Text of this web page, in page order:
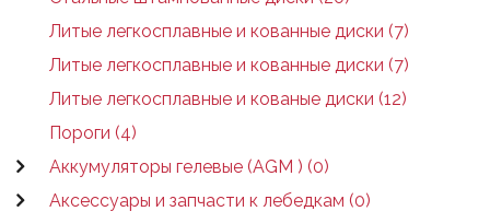
Литые легкосплавные и кованные диски (7)
Литые легкосплавные и кованные диски (7)
Литые легкосплавные и кованые диски (12)
Пороги (4)
Аккумуляторы гелевые (AGM ) (0)
Аксессуары и запчасти к лебедкам (0)